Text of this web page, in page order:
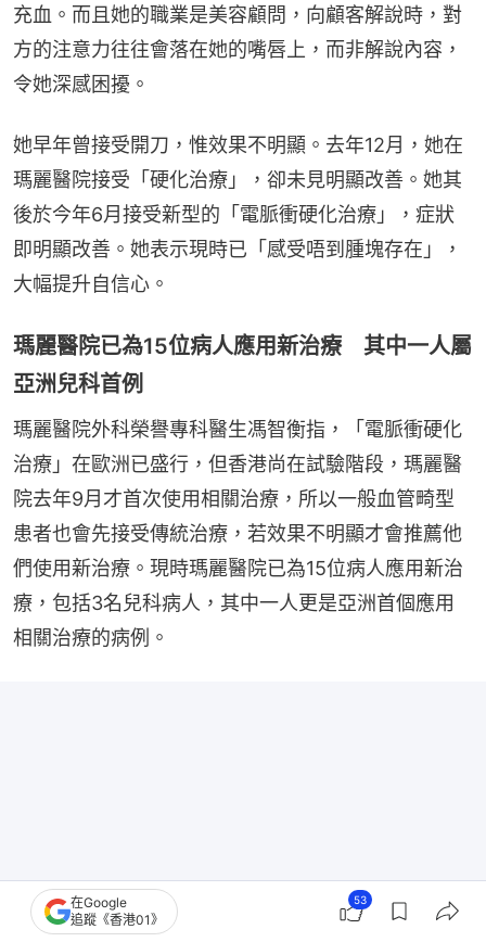
充血。而且她的職業是美容顧問，向顧客解說時，對
方的注意力往往會落在她的嘴唇上，而非解說內容，
令她深感困擾。
她早年曾接受開刀，惟效果不明顯。去年12月，她在
瑪麗醫院接受「硬化治療」，卻未見明顯改善。她其
後於今年6月接受新型的「電脈衝硬化治療」，症狀
即明顯改善。她表示現時已「感受唔到腫塊存在」，
大幅提升自信心。
瑪麗醫院已為15位病人應用新治療 其中一人屬
亞洲兒科首例
瑪麗醫院外科榮譽專科醫生馮智衡指，「電脈衝硬化
治療」在歐洲已盛行，但香港尚在試驗階段，瑪麗醫
院去年9月才首次使用相關治療，所以一般血管畸型
患者也會先接受傳統治療，若效果不明顯才會推薦他
們使用新治療。現時瑪麗醫院已為15位病人應用新治
療，包括3名兒科病人，其中一人更是亞洲首個應用
相關治療的病例。
在Google
追蹤《香港01》
53